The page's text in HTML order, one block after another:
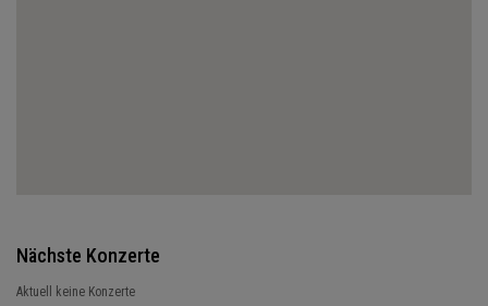
Nächste Konzerte
Aktuell keine Konzerte